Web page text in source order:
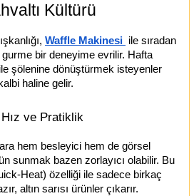
Kültürü
Waffle Makinesi ile sıradan
gurme bir deneyime evrilir. Hafta
şölenine dönüştürmek isteyenler
haline gelir.
ve Pratiklik
hem besleyici hem de görsel
sunmak bazen zorlayıcı olabilir. Bu
Heat) özelliği ile sadece birkaç
altın sarısı ürünler çıkarır.